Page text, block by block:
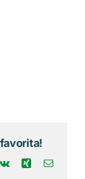
Vk XingCorreo